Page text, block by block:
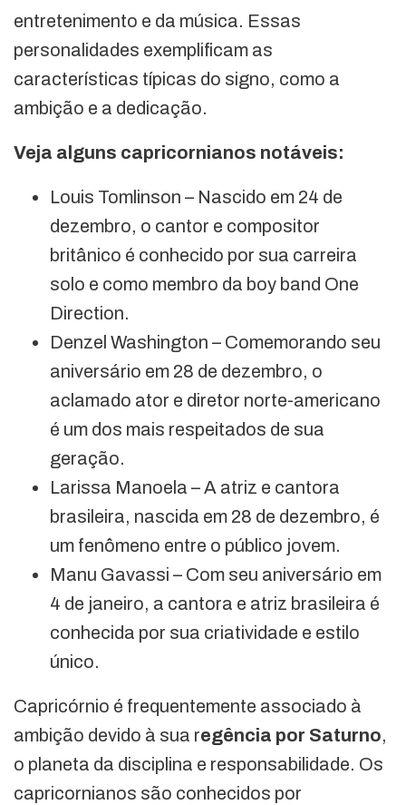
entretenimento e da música. Essas
personalidades exemplificam as
características típicas do signo, como a
ambição e a dedicação.
Veja alguns capricornianos notáveis:
Louis Tomlinson – Nascido em 24 de
dezembro, o cantor e compositor
britânico é conhecido por sua carreira
solo e como membro da boy band One
Direction.
Denzel Washington – Comemorando seu
aniversário em 28 de dezembro, o
aclamado ator e diretor norte-americano
é um dos mais respeitados de sua
geração.
Larissa Manoela – A atriz e cantora
brasileira, nascida em 28 de dezembro, é
um fenômeno entre o público jovem.
Manu Gavassi – Com seu aniversário em
4 de janeiro, a cantora e atriz brasileira é
conhecida por sua criatividade e estilo
único.
Capricórnio é frequentemente associado à
ambição devido à sua regência por Saturno,
o planeta da disciplina e responsabilidade. Os
capricornianos são conhecidos por